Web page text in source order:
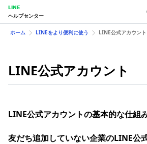
LINE
ヘルプセンター
ホーム LINEをより便利に使う LINE公式アカウント
LINE公式アカウント
LINE公式アカウントの基本的な仕組
友だち追加していない企業のLINE公